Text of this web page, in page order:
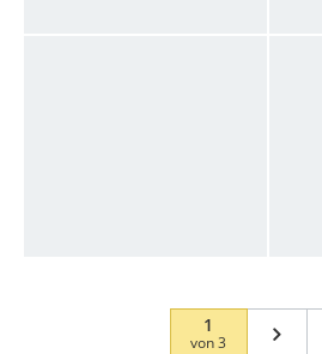
1
von3